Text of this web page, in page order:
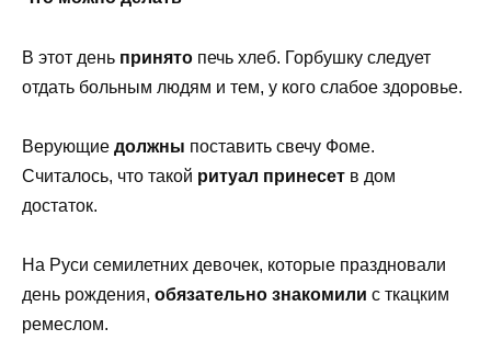
В этот день принято печь хлеб. Горбушку следует
отдать больным людям и тем, у кого слабое здоровье.
Верующие должны поставить свечу Фоме.
Считалось, что такой ритуал принесет в дом
достаток.
На Руси семилетних девочек, которые праздновали
день рождения, обязательно знакомили с ткацким
ремеслом.